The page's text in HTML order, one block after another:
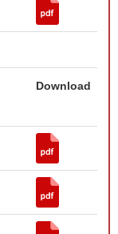
Download